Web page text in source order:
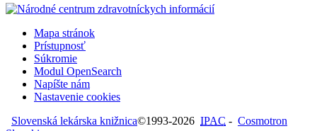
Mapa stránok
Prístupnosť
Súkromie
Modul OpenSearch
Napíšte nám
Nastavenie cookies
Slovenská lekárska knižnica©1993-2026 IPAC - Cosmotron